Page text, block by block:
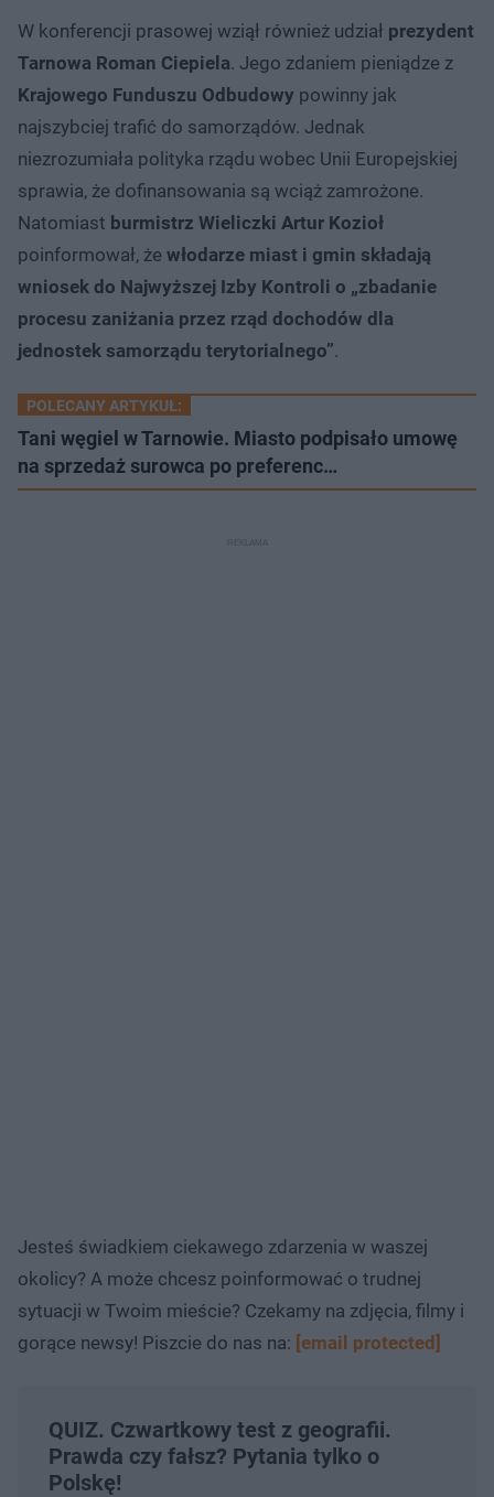
W konferencji prasowej wziął również udział prezydent
Tarnowa Roman Ciepiela. Jego zdaniem pieniądze z
Krajowego Funduszu Odbudowy powinny jak
najszybciej trafić do samorządów. Jednak
niezrozumiała polityka rządu wobec Unii Europejskiej
sprawia, że dofinansowania są wciąż zamrożone.
Natomiast burmistrz Wieliczki Artur Kozioł
poinformował, że włodarze miast i gmin składają
wniosek do Najwyższej Izby Kontroli o „zbadanie
procesu zaniżania przez rząd dochodów dla
jednostek samorządu terytorialnego”.
POLECANY ARTYKUŁ:
Tani węgiel w Tarnowie. Miasto podpisało umowę
na sprzedaż surowca po preferenc…
Jesteś świadkiem ciekawego zdarzenia w waszej
okolicy? A może chcesz poinformować o trudnej
sytuacji w Twoim mieście? Czekamy na zdjęcia, filmy i
gorące newsy! Piszcie do nas na: [email protected]
QUIZ. Czwartkowy test z geografii.
Prawda czy fałsz? Pytania tylko o
Polskę!